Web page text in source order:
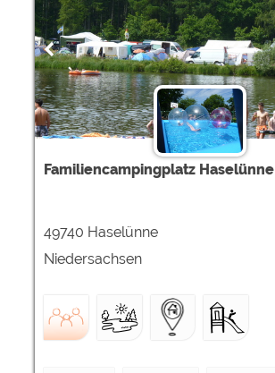
Familiencampingplatz Haselünne
49740 Haselünne
Niedersachsen